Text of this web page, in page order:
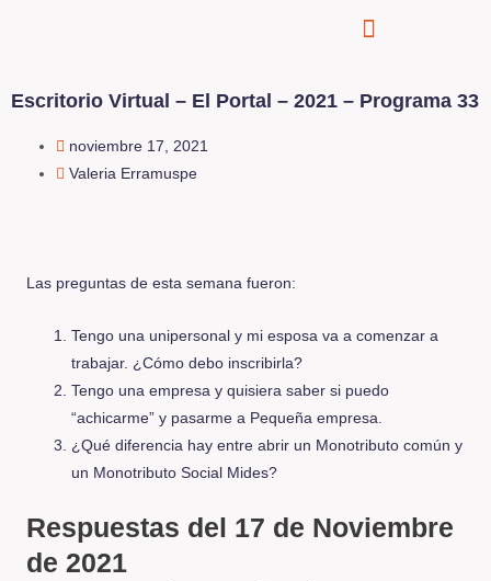
Escritorio Virtual – El Portal – 2021 – Programa 33
noviembre 17, 2021
Valeria Erramuspe
Las preguntas de esta semana fueron:
Tengo una unipersonal y mi esposa va a comenzar a
trabajar. ¿Cómo debo inscribirla?
Tengo una empresa y quisiera saber si puedo
“achicarme” y pasarme a Pequeña empresa.
¿Qué diferencia hay entre abrir un Monotributo común y
un Monotributo Social Mides?
Respuestas del 17 de Noviembre
de 2021